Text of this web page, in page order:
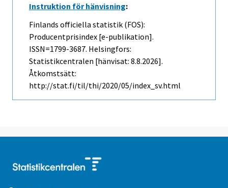
Instruktion för hänvisning:
Finlands officiella statistik (FOS):
Producentprisindex [e-publikation].
ISSN=1799-3687. Helsingfors:
Statistikcentralen [hänvisat: 8.8.2026].
Åtkomstsätt:
http://stat.fi/til/thi/2020/05/index_sv.html